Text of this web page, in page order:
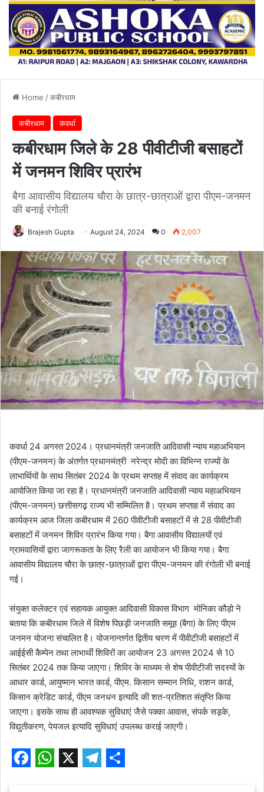
Home /कबीरधाम
कबीरधाम कवर्धा
कबीरधाम जिले के 28 पीवीटीजी बसाहटों
में जनमन शिविर प्रारंभ
बैगा आवासीय विद्यालय चौरा के छात्र-छात्राओं द्वारा पीएम-जनमन
की बनाई रंगोली
Brajesh Gupta August 24, 2024 0 2,007
कवर्धा 24 अगस्त 2024। प्रधानमंत्री जनजाति आदिवासी न्याय महाअभियान
(पीएम-जनमन) के अंतर्गत प्रधानमंत्री नरेन्द्र मोदी का विभिन्न राज्यों के
लाभार्थियों के साथ सितंबर 2024 के प्रथम सप्ताह में संवाद का कार्यक्रम
आयोजित किया जा रहा है। प्रधानमंत्री जनजाति आदिवासी न्याय महाअभियान
(पीएम-जनमन) छत्तीसगढ़़ राज्य भी सम्मिलित है। प्रथम सप्ताह में संवाद का
कार्यक्रम आज जिला कबीरधाम में 260 पीवीटीजी बसाहटों में से 28 पीवीटीजी
बसाहटों में जनमन शिविर प्रारंभ किया गया। बैगा आवासीय विद्यालयों एवं
ग्रामवासियों द्वारा जागरूकता के लिए रैली का आयोजन भी किया गया। बैगा
आवासीय विद्यालय चौरा के छात्र-छात्राओं द्वारा पीएम-जनमन की रंगोली भी बनाई
गई।
संयुक्त कलेक्टर एवं सहायक आयुक्त आदिवासी विकास विभाग मोनिका कौड़ो ने
बताया कि कबीरधाम जिले में विशेष पिछड़़ी जनजाति समूह (बैगा) के लिए पीएम
जनमन योजना संचालित है। योजनान्तर्गत द्वितीय चरण में पीवीटीजी बसाहटों में
आईईसी कैम्पेन तथा लाभार्थी शिविरों का आयोजन 23 अगस्त 2024 से 10
सितंबर 2024 तक किया जाएगा। शिविर के माध्यम से शेष पीवीटीजी सदस्यों के
आधार कार्ड, आयुष्मान भारत कार्ड, पीएम. किसान सम्मान निधि, राशन कार्ड,
किसान क्रेडिट कार्ड, पीएम जनधन इत्यादि की शत-प्रतिशत संतृप्ति किया
जाएगा। इसके साथ ही आवश्यक सुविधाएं जैसे पक्का आवास, संपर्क सड़़के,
विद्युतीकरण, पेयजल इत्यादि सुविधाएं उपलब्ध कराई जाएगी।